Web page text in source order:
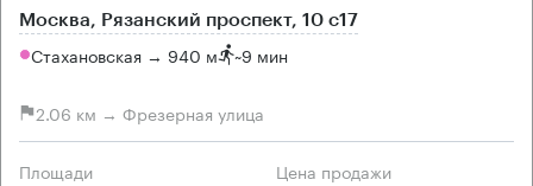
Москва, Рязанский проспект, 10 с17
Стахановская → 940 м ~9 мин
2.06 км → Фрезерная улица
Площади Цена продажи